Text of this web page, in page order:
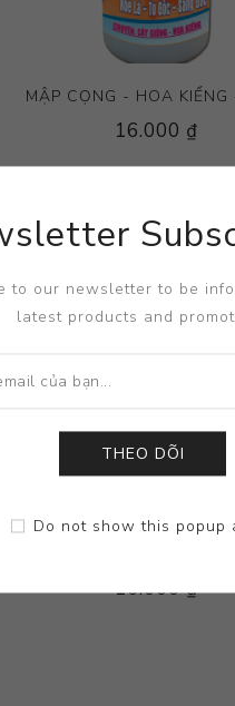
MẬP CỌNG - HOA
16.000 ₫
16.000 ₫
to our newsletter to be
latest products and
THEO DÕI
Do not show this popup